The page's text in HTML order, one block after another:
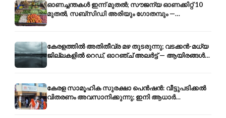
ഓണച്ചന്തകൾ ഇന്ന് മുതൽ; സൗജന്യ ഓണക്കിറ്റ് 10
മുതൽ, സബ്സിഡി അരിയും ഗോതമ്പും —
വിലക്കയറ്റത്തിന് കടിഞ്ഞാൺ
കേരളത്തിൽ അതിതീവ്ര മഴ തുടരുന്നു; വടക്കൻ-മധ്യ
ജില്ലകളിൽ റെഡ്, ഓറഞ്ച് അലർട്ട് — ആയിരങ്ങൾ
ക്യാമ്പുകളിൽ
കേരള സാമൂഹിക സുരക്ഷാ പെൻഷൻ: വീട്ടുപടിക്കൽ
വിതരണം അവസാനിക്കുന്നു; ഇനി ആധാർ
അക്കൗണ്ടിൽ നേരിട്ട്